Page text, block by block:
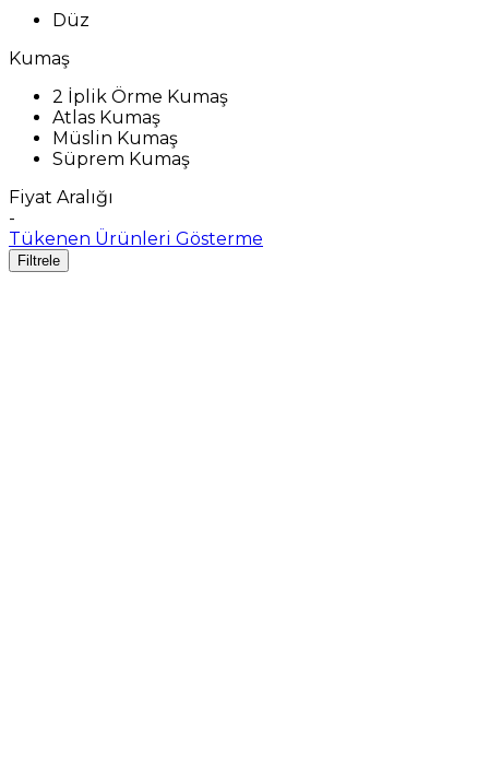
Düz
Kumaş
2 İplik Örme Kumaş
Atlas Kumaş
Müslin Kumaş
Süprem Kumaş
Fiyat Aralığı
-
Tükenen Ürünleri Gösterme
Filtrele